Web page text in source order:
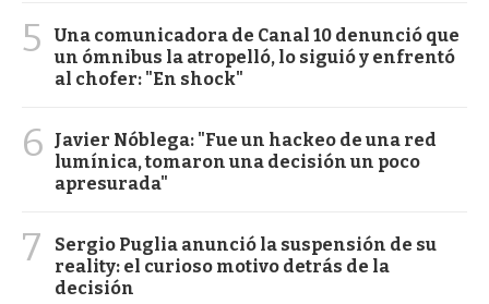
5
Una comunicadora de Canal 10 denunció que
un ómnibus la atropelló, lo siguió y enfrentó
al chofer: "En shock"
6
Javier Nóblega: "Fue un hackeo de una red
lumínica, tomaron una decisión un poco
apresurada"
7
Sergio Puglia anunció la suspensión de su
reality: el curioso motivo detrás de la
decisión